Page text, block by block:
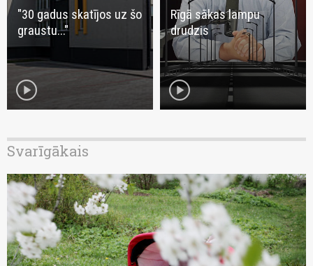
"30 gadus skatījos uz šo
graustu..."
play_circle
Rīgā sākas lampu
drudzis
play_circle
Svarīgākais